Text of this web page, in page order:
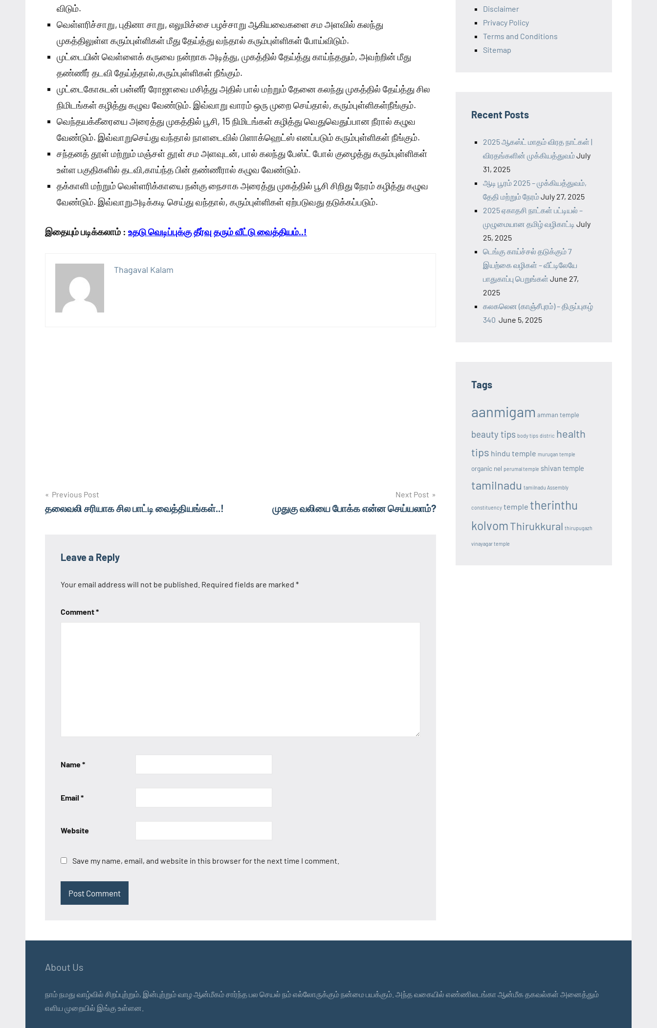
விடும்.
வெள்ளரிச்சாறு, புதினா சாறு, எலுமிச்சை பழச்சாறு ஆகியவைகளை சம அளவில் கலந்து
முகத்திலுள்ள கரும்புள்ளிகள் மீது தேய்த்து வந்தால் கரும்புள்ளிகள் போய்விடும்.
முட்டையின் வெள்ளைக் கருவை நன்றாக அடித்து, முகத்தில் தேய்த்து காய்ந்ததும், அவற்றின் மீது
தண்ணீர் தடவி தேய்த்தால்,கரும்புள்ளிகள் நீங்கும்.
முட்டைகோசுடன் பன்னீர் ரோஜாவை மசித்து அதில் பால் மற்றும் தேனை கலந்து முகத்தில் தேய்த்து சில
நிமிடங்கள் கழித்து கழுவ வேண்டும். இவ்வாறு வாரம் ஒரு முறை செய்தால், கரும்புள்ளிகள்நீங்கும்.
வெந்தயக்கீரையை அரைத்து முகத்தில் பூசி, 15 நிமிடங்கள் கழித்து வெதுவெதுப்பான நீரால் கழுவ
வேண்டும். இவ்வாறுசெய்து வந்தால் நாளடைவில் பிளாக்ஹெட்ஸ் எனப்படும் கரும்புள்ளிகள் நீங்கும்.
சந்தனத் தூள் மற்றும் மஞ்சள் தூள் சம அளவுடன், பால் கலந்து பேஸ்ட் போல் குழைத்து கரும்புள்ளிகள்
உள்ள பகுதிகளில் தடவி,காய்ந்த பின் தண்ணீரால் கழுவ வேண்டும்.
தக்காளி மற்றும் வெள்ளரிக்காயை நன்கு நைசாக அரைத்து முகத்தில் பூசி சிறிது நேரம் கழித்து கழுவ
வேண்டும். இவ்வாறுஅடிக்கடி செய்து வந்தால், கரும்புள்ளிகள் ஏற்படுவது தடுக்கப்படும்.
இதையும் படிக்கலாம் : உதடு வெடிப்புக்கு தீர்வு தரும் வீட்டு வைத்தியம்..!
Thagaval Kalam
Post
navigation
Previous Post
தலைவலி சரியாக சில பாட்டி வைத்தியங்கள்..!
Next Post
முதுகு வலியை போக்க என்ன செய்யலாம்?
Leave a Reply
Your email address will not be published. Required fields are marked *
Comment*
Name*
Email *
Website
Save my name, email, and website in this browser for the next time I comment.
Disclaimer
Privacy Policy
Terms and Conditions
Sitemap
Recent Posts
2025 ஆகஸ்ட் மாதம் விரத நாட்கள் |
விரதங்களின் முக்கியத்துவம்July
31, 2025
ஆடி பூரம் 2025 – முக்கியத்துவம்,
தேதி மற்றும் நேரம்July 27, 2025
2025 ஏகாதசி நாட்கள் பட்டியல் –
முழுமையான தமிழ் வழிகாட்டி July
25, 2025
டெங்கு காய்ச்சல் தடுக்கும் 7
இயற்கை வழிகள் – வீட்டிலேயே
பாதுகாப்பு பெறுங்கள் June 27,
2025
கலகலென (காஞ்சீபுரம்) – திருப்புகழ்
340 June 5, 2025
Tags
aanmigam amman temple
beauty tips body tips distric health
tips hindu temple murugan temple
organic nel perumal temple shivan temple
tamilnadu tamilnadu Assembly
constituency temple therinthu
kolvomThirukkural thirupugazh
vinayagar temple
About Us
நாம் நமது வாழ்வில் சிறப்புற்றும், இன்புற்றும் வாழ ஆன்மீகம் சார்ந்த பல செயல் நம் எல்லோருக்கும் நன்மை பயக்கும். அந்த வகையில் எண்ணிலடங்கா ஆன்மீக தகவல்கள் அனைத்தும்
எளிய முறையில் இங்கு உள்ளன.